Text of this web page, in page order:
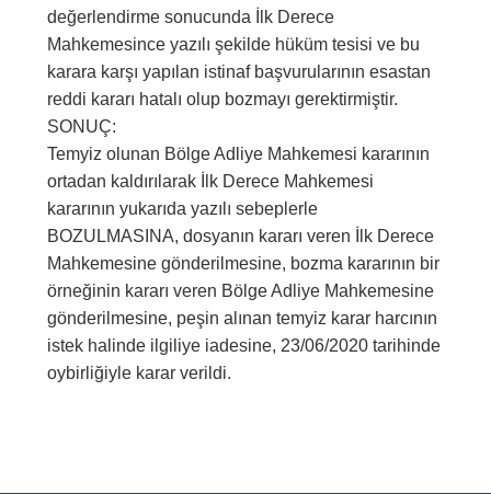
değerlendirme sonucunda İlk Derece
Mahkemesince yazılı şekilde hüküm tesisi ve bu
karara karşı yapılan istinaf başvurularının esastan
reddi kararı hatalı olup bozmayı gerektirmiştir.
SONUÇ:
Temyiz olunan Bölge Adliye Mahkemesi kararının
ortadan kaldırılarak İlk Derece Mahkemesi
kararının yukarıda yazılı sebeplerle
BOZULMASINA, dosyanın kararı veren İlk Derece
Mahkemesine gönderilmesine, bozma kararının bir
örneğinin kararı veren Bölge Adliye Mahkemesine
gönderilmesine, peşin alınan temyiz karar harcının
istek halinde ilgiliye iadesine, 23/06/2020 tarihinde
oybirliğiyle karar verildi.